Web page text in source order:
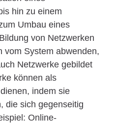
hin zu einem
Umbau eines
von Netzwerken
vom System abwenden,
Netzwerke gebildet
können als
indem sie
die sich gegenseitig
Online-